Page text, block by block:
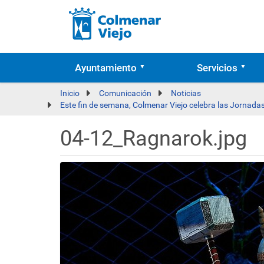
Ayuntamiento Servicios
Inicio Comunicación
Noticias
Este fin de semana, Colmenar Viejo celebra las
04-12_Ragnarok.jpg